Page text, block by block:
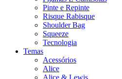
Pinte e Repinte
Risque Rabisque
Shoulder Bag
Squeeze
Tecnologia
Temas
Acessórios
Alice
Alice & Lewis